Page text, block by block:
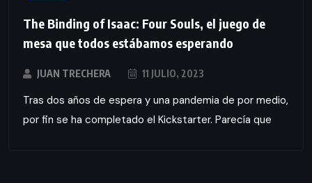
The Binding of Isaac: Four Souls, el juego de
mesa que todos estábamos esperando
JUAN TRECHERA 11 JULIO, 2023
Tras dos años de espera y una pandemia de por medio,
por fin se ha completado el Kickstarter. Parecía que